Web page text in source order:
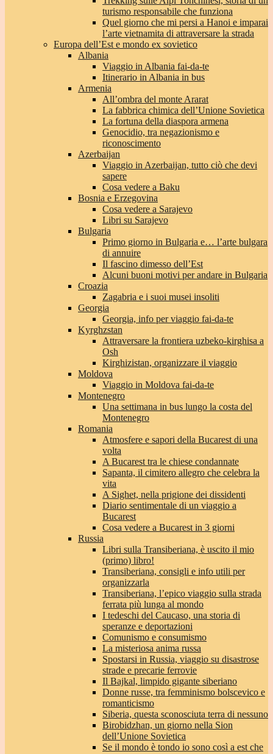
turismo responsabile che funziona
Quel giorno che mi persi a Hanoi e imparai
l’arte vietnamita di attraversare la strada
Europa dell’Est e mondo ex sovietico
Albania
Viaggio in Albania fai-da-te
Itinerario in Albania in bus
Armenia
All’ombra del monte Ararat
La fabbrica chimica dell’Unione Sovietica
La fortuna della diaspora armena
Genocidio, tra negazionismo e
riconoscimento
Azerbaijan
Viaggio in Azerbaijan, tutto ciò che devi
sapere
Cosa vedere a Baku
Bosnia e Erzegovina
Cosa vedere a Sarajevo
Libri su Sarajevo
Bulgaria
Primo giorno in Bulgaria e… l’arte bulgara
di annuire
Il fascino dimesso dell’Est
Alcuni buoni motivi per andare in Bulgaria
Croazia
Zagabria e i suoi musei insoliti
Georgia
Georgia, info per viaggio fai-da-te
Kyrghzstan
Attraversare la frontiera uzbeko-kirghisa a
Osh
Kirghizistan, organizzare il viaggio
Moldova
Viaggio in Moldova fai-da-te
Montenegro
Una settimana in bus lungo la costa del
Montenegro
Romania
Atmosfere e sapori della Bucarest di una
volta
A Bucarest tra le chiese condannate
Sapanta, il cimitero allegro che celebra la
vita
A Sighet, nella prigione dei dissidenti
Diario sentimentale di un viaggio a
Bucarest
Cosa vedere a Bucarest in 3 giorni
Russia
Libri sulla Transiberiana, è uscito il mio
(primo) libro!
Transiberiana, consigli e info utili per
organizzarla
Transiberiana, l’epico viaggio sulla strada
ferrata più lunga al mondo
I tedeschi del Caucaso, una storia di
speranze e deportazioni
Comunismo e consumismo
La misteriosa anima russa
Spostarsi in Russia, viaggio su disastrose
strade e precarie ferrovie
Il Bajkal, limpido gigante siberiano
Donne russe, tra femminismo bolscevico e
romanticismo
Siberia, questa sconosciuta terra di nessuno
Birobidzhan, un giorno nella Sion
dell’Unione Sovietica
Se il mondo è tondo io sono così a est che